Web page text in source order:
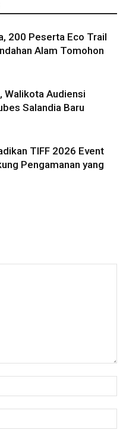
200 Peserta Eco Trail
Alam Tomohon
Walikota Audiensi
Salandia Baru
TIFF 2026 Event
Pengamanan yang